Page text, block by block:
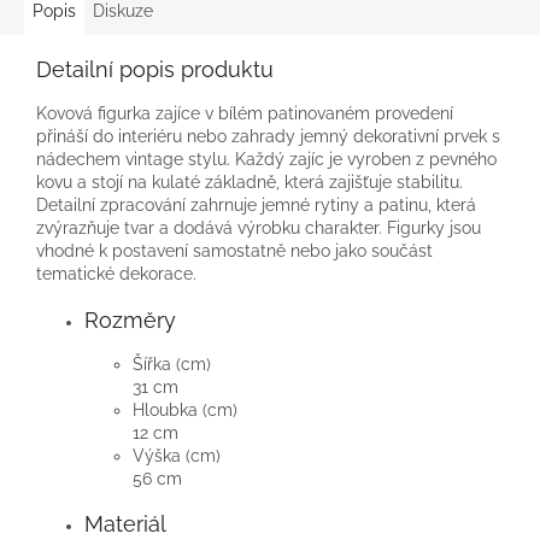
Popis Diskuze
Detailní popis produktu
Kovová figurka zajíce v bílém patinovaném provedení
přináší do interiéru nebo zahrady jemný dekorativní prvek s
nádechem vintage stylu. Každý zajíc je vyroben z pevného
kovu a stojí na kulaté základně, která zajišťuje stabilitu.
Detailní zpracování zahrnuje jemné rytiny a patinu, která
zvýrazňuje tvar a dodává výrobku charakter. Figurky jsou
vhodné k postavení samostatně nebo jako součást
tematické dekorace.
Rozměry
Šířka (cm)
31 cm
Hloubka (cm)
12 cm
Výška (cm)
56 cm
Materiál